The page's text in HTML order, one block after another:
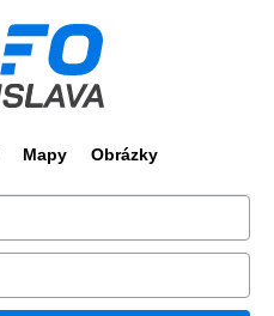
Mapy Obrázky